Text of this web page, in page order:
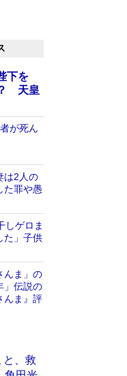
下を
？ 天皇
が死ん
は2人の
た罪や愚
しゲロま
た」子供
んま」の
」伝説の
んま』評
ー1
れたマ
と、救